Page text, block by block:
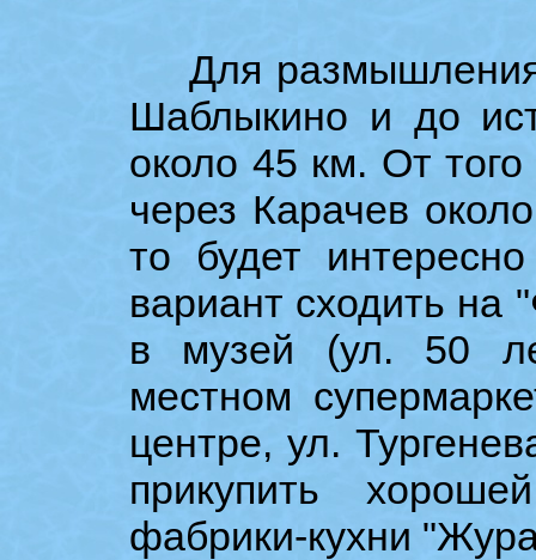
Для размышления:
Шаблыкино и до
около 45 км. От
через Карачев
то будет
вариант сходить на
в музей (ул. 50
местном
центре, ул.
прикупить
фабрики-кухни